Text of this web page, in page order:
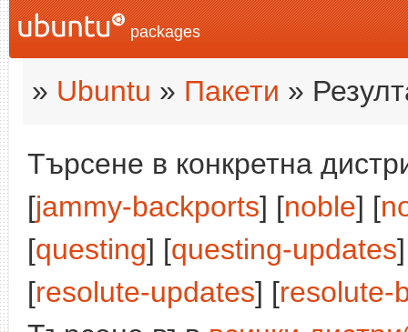
packages
» Ubuntu » Пакети »
Търсене в конкретна
[jammy-backports] [noble] [
[questing] [questing-updates
[resolute-updates] [resolute-